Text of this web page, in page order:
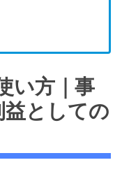
い方｜事
としての